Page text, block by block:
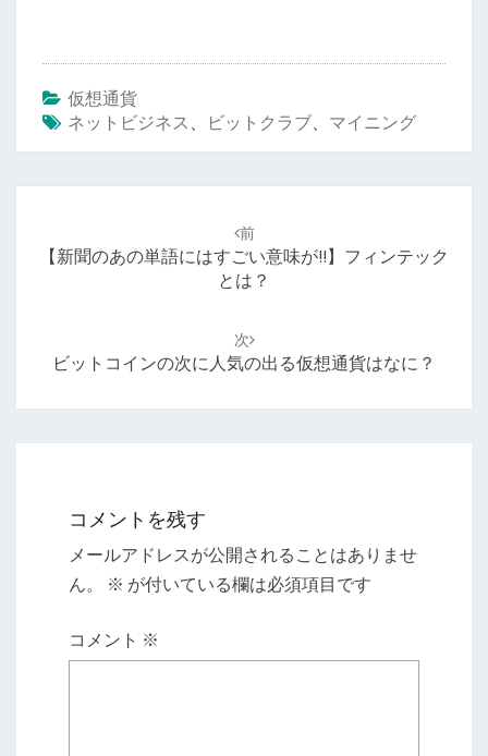
仮想通貨
ネットビジネス 、 ビットクラブ、 マイニング
ン
前
【新聞のあの単語にはすごい意味が!!】フィンテック
とは？
次
ビットコインの次に人気の出る仮想通貨はなに？
コメントを残す
メールアドレスが公開されることはありませ
ん。
※ が付いている欄は必須項目です
コメント ※